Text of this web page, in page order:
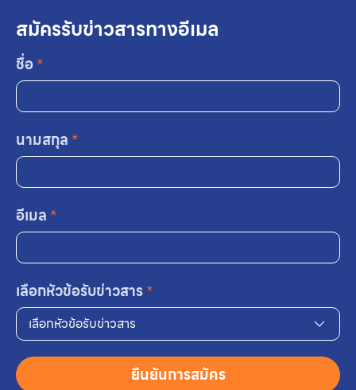
สมัครรับข่าวสารทางอีเมล
ชื่อ*
นามสกุล *
อีเมล *
เลือกหัวข้อรับข่าวสาร*
เลือกหัวข้อรับข่าวสาร
ยืนยันการสมัคร